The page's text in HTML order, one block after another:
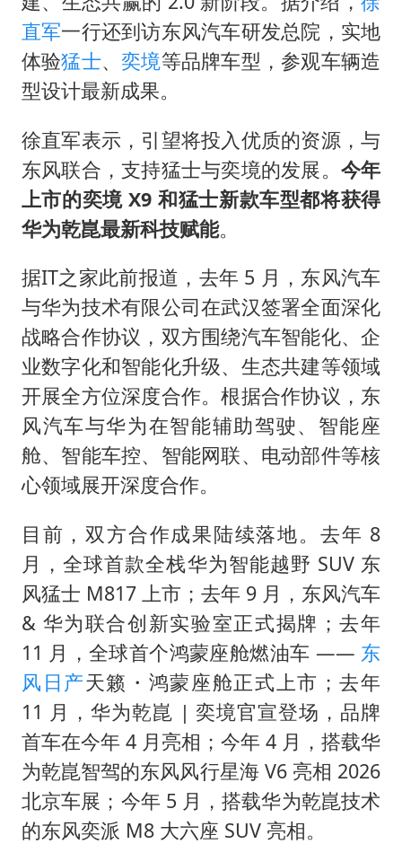
直军一行还到访东风汽车研发总院，实地
体验猛士、 奕境等品牌车型，参观车辆造
型设计最新成果。
徐直军表示，引望将投入优质的资源，与
东风联合，支持猛士与奕境的发展。 今年
上市的奕境 X9 和猛士新款车型都将获得
华为乾崑最新科技赋能。
据IT之家此前报道，去年 5 月，东风汽车
与华为技术有限公司在武汉签署全面深化
战略合作协议，双方围绕汽车智能化、企
业数字化和智能化升级、生态共建等领域
开展全方位深度合作。根据合作协议，东
风汽车与华为在智能辅助驾驶、智能座
舱、智能车控、智能网联、电动部件等核
心领域展开深度合作。
目前，双方合作成果陆续落地。去年 8
月，全球首款全栈华为智能越野 SUV 东
风猛士 M817 上市；去年 9 月，东风汽车
& 华为联合创新实验室正式揭牌；去年
11 月，全球首个鸿蒙座舱燃油车 —— 东
风日产天籁・鸿蒙座舱正式上市；去年
11 月，华为乾崑 | 奕境官宣登场，品牌
首车在今年 4 月亮相；今年 4 月，搭载华
为乾崑智驾的东风风行星海 V6 亮相 2026
北京车展；今年 5 月，搭载华为乾崑技术
的东风奕派 M8 大六座 SUV 亮相。